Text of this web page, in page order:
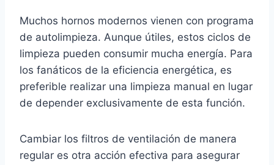
Muchos hornos modernos vienen con programa
de autolimpieza. Aunque útiles, estos ciclos de
limpieza pueden consumir mucha energía. Para
los fanáticos de la eficiencia energética, es
preferible realizar una limpieza manual en lugar
de depender exclusivamente de esta función.
Cambiar los filtros de ventilación de manera
regular es otra acción efectiva para asegurar